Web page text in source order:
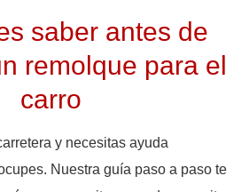
saber antes de
remolque para el
carro
y necesitas ayuda
Nuestra guía paso a paso te